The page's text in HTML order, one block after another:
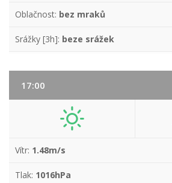
Oblačnost: bez mraků
Srážky [3h]: beze srážek
17:00
Vítr: 1.48m/s
Tlak: 1016hPa